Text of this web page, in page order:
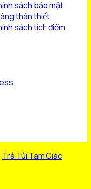
sách bảo mật
thân thiết
sách tích điểm
Trà Túi Tam Giác